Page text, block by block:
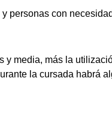
personas con
media, más la
la cursada habrá